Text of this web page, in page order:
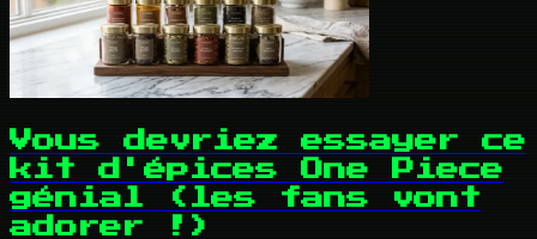
Vous devriez essayer ce
kit d'épices One Piece
génial (les fans vont
adorer !)